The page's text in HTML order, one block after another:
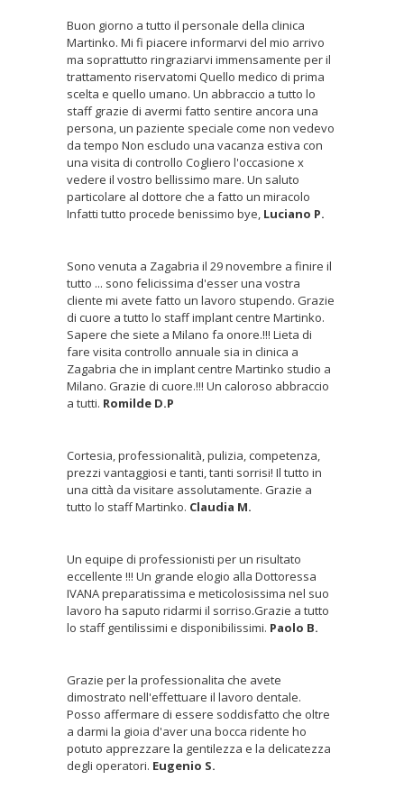
Buon giorno a tutto il personale della clinica
Martinko. Mi fi piacere informarvi del mio arrivo
ma soprattutto ringraziarvi immensamente per il
trattamento riservatomi Quello medico di prima
scelta e quello umano. Un abbraccio a tutto lo
staff grazie di avermi fatto sentire ancora una
persona, un paziente speciale come non vedevo
da tempo Non escludo una vacanza estiva con
una visita di controllo Cogliero l'occasione x
vedere il vostro bellissimo mare. Un saluto
particolare al dottore che a fatto un miracolo
Infatti tutto procede benissimo bye, Luciano P.
Sono venuta a Zagabria il 29 novembre a finire il
tutto ... sono felicissima d'esser una vostra
cliente mi avete fatto un lavoro stupendo. Grazie
di cuore a tutto lo staff implant centre Martinko.
Sapere che siete a Milano fa onore.!!! Lieta di
fare visita controllo annuale sia in clinica a
Zagabria che in implant centre Martinko studio a
Milano. Grazie di cuore.!!! Un caloroso abbraccio
a tutti. Romilde D.P
Cortesia, professionalità, pulizia, competenza,
prezzi vantaggiosi e tanti, tanti sorrisi! Il tutto in
una città da visitare assolutamente. Grazie a
tutto lo staff Martinko. Claudia M.
Un equipe di professionisti per un risultato
eccellente !!! Un grande elogio alla Dottoressa
IVANA preparatissima e meticolosissima nel suo
lavoro ha saputo ridarmi il sorriso.Grazie a tutto
lo staff gentilissimi e disponibilissimi. Paolo B.
Grazie per la professionalita che avete
dimostrato nell'effettuare il lavoro dentale.
Posso affermare di essere soddisfatto che oltre
a darmi la gioia d'aver una bocca ridente ho
potuto apprezzare la gentilezza e la delicatezza
degli operatori. Eugenio S.